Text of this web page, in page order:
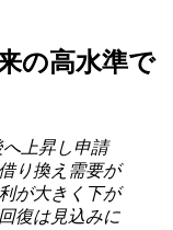
の高水準で
上昇し申請
り換え需要が
が大きく下が
復は見込みに